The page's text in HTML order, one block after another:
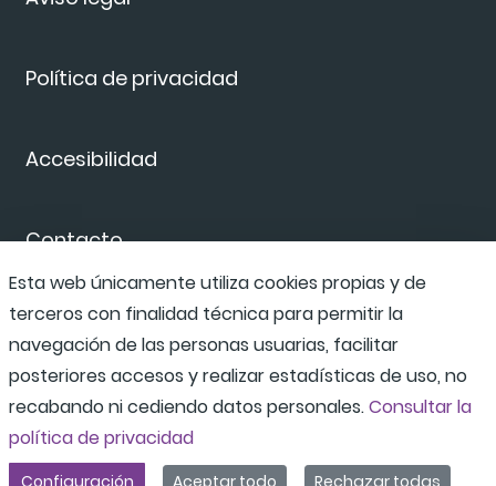
Política de privacidad
Accesibilidad
Contacto
Canal de denuncias
Esta web únicamente utiliza cookies propias y de
terceros con finalidad técnica para permitir la
navegación de las personas usuarias, facilitar
posteriores accesos y realizar estadísticas de uso, no
recabando ni cediendo datos personales.Consultar la
política de privacidad
Configuración Aceptar todo Rechazar todas